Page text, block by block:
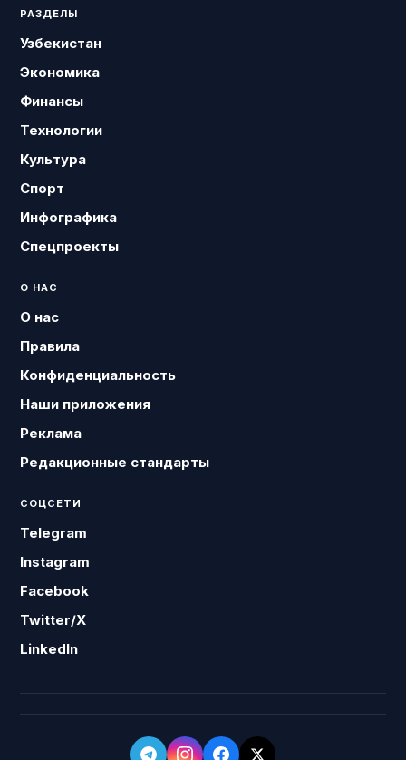
РАЗДЕЛЫ
Узбекистан
Экономика
Финансы
Технологии
Культура
Спорт
Инфографика
Спецпроекты
О НАС
О нас
Правила
Конфиденциальность
Наши приложения
Реклама
Редакционные стандарты
СОЦСЕТИ
Telegram
Instagram
Facebook
Twitter/X
LinkedIn